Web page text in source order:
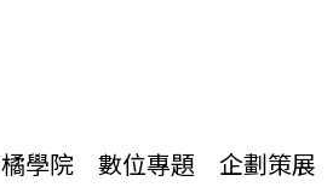
橘學院 數位專題 企劃策展